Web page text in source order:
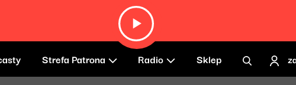
Strefa Patrona Radio Sklep